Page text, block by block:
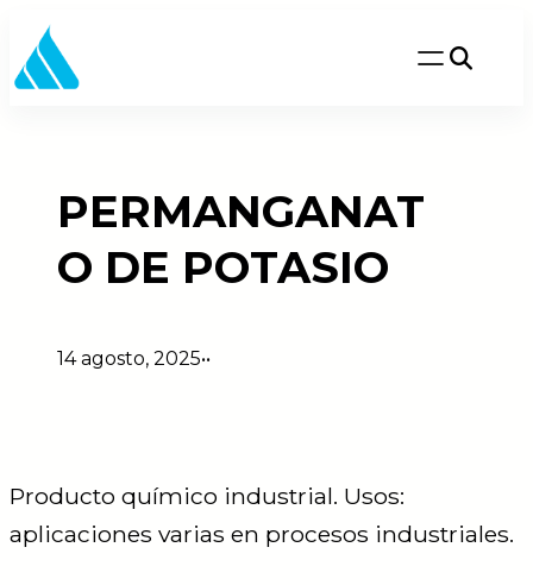
Saltar
al
PERMANGANAT
O DE POTASIO
14 agosto, 2025••
Producto químico industrial. Usos:
aplicaciones varias en procesos industriales.